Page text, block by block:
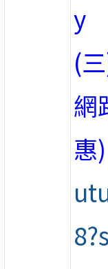
y
(
網
惠